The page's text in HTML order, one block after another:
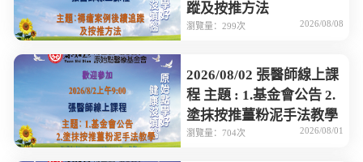
蹤及按推方法
瀏覽量：299次 2026/08/08
2026/08/02 張醫師線上課
程 主題 : 1.基金會公告 2.
塗抹按推薑粉泥手法教學
瀏覽量：704次 2026/08/01